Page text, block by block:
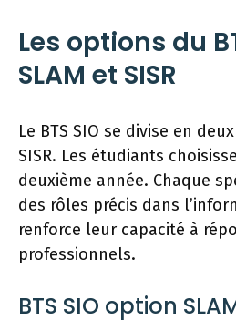
Les options du
SLAM et SISR
Le BTS SIO se divise en
SISR. Les étudiants
deuxième année. Chaque
des rôles précis dans
renforce leur capacité à
professionnels.
BTS SIO option